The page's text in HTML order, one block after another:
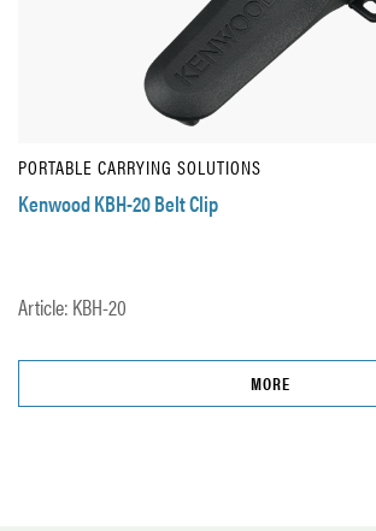
PORTABLE CARRYING SOLUTIONS
Kenwood KBH-20 Belt Clip
Article: KBH-20
MORE